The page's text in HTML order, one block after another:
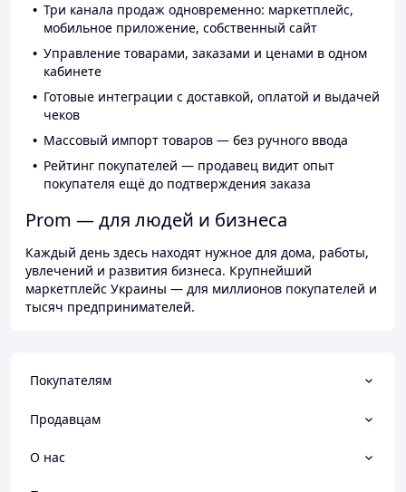
Три канала продаж одновременно: маркетплейс,
мобильное приложение, собственный сайт
Управление товарами, заказами и ценами в одном
кабинете
Готовые интеграции с доставкой, оплатой и выдачей
чеков
Массовый импорт товаров — без ручного ввода
Рейтинг покупателей — продавец видит опыт
покупателя ещё до подтверждения заказа
Prom — для людей и бизнеса
Каждый день здесь находят нужное для дома, работы,
увлечений и развития бизнеса. Крупнейший
маркетплейс Украины — для миллионов покупателей и
тысяч предпринимателей.
Покупателям
Продавцам
О нас